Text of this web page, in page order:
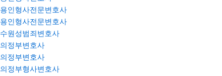
용인형사전문변호사
용인형사전문변호사
수원성범죄변호사
의정부변호사
의정부변호사
의정부형사변호사